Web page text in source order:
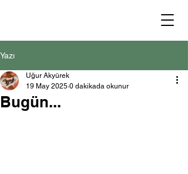
Yazı
Bugün...
Uğur Akyürek
19 May 2025 0 dakikada okunur